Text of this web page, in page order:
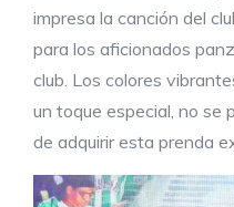
impresa la canción del
para los aficionados
club. Los colores
un toque especial, no se
de adquirir esta prenda